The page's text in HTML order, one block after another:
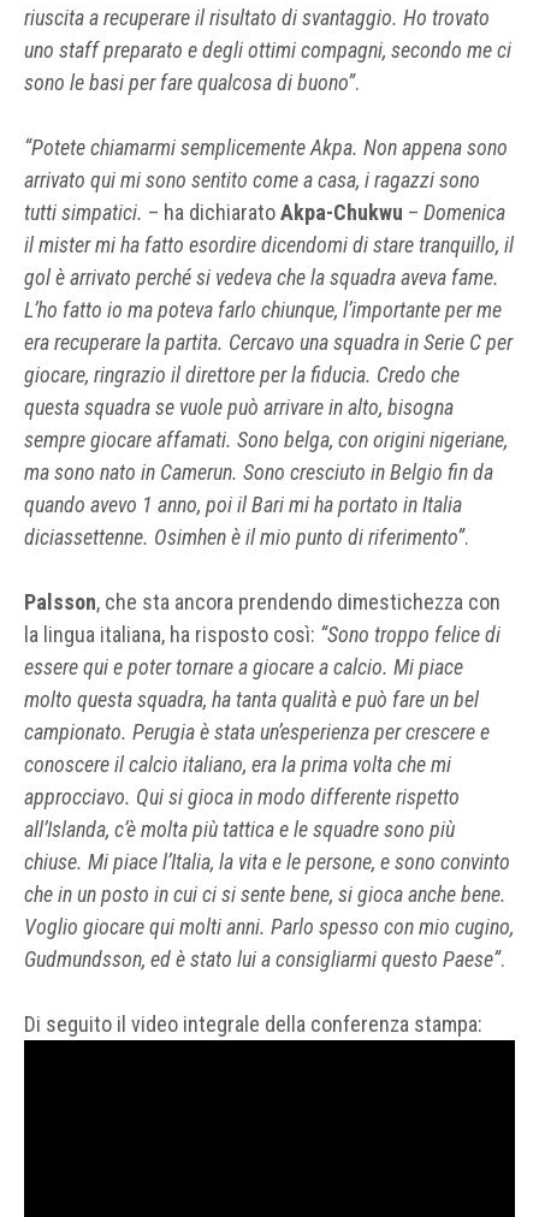
riuscita a recuperare il risultato di svantaggio. Ho trovato
uno staff preparato e degli ottimi compagni, secondo me ci
sono le basi per fare qualcosa di buono”.
“Potete chiamarmi semplicemente Akpa. Non appena sono
arrivato qui mi sono sentito come a casa, i ragazzi sono
tutti simpatici. – ha dichiaratoAkpa-Chukwu – Domenica
il mister mi ha fatto esordire dicendomi di stare tranquillo, il
gol è arrivato perché si vedeva che la squadra aveva fame.
L’ho fatto io ma poteva farlo chiunque, l’importante per me
era recuperare la partita. Cercavo una squadra in Serie C per
giocare, ringrazio il direttore per la fiducia. Credo che
questa squadra se vuole può arrivare in alto, bisogna
sempre giocare affamati. Sono belga, con origini nigeriane,
ma sono nato in Camerun. Sono cresciuto in Belgio fin da
quando avevo 1 anno, poi il Bari mi ha portato in Italia
diciassettenne. Osimhen è il mio punto di riferimento”.
Palsson, che sta ancora prendendo dimestichezza con
la lingua italiana, ha risposto così: “Sono troppo felice di
essere qui e poter tornare a giocare a calcio. Mi piace
molto questa squadra, ha tanta qualità e può fare un bel
campionato. Perugia è stata un’esperienza per crescere e
conoscere il calcio italiano, era la prima volta che mi
approcciavo. Qui si gioca in modo differente rispetto
all’Islanda, c’è molta più tattica e le squadre sono più
chiuse. Mi piace l’Italia, la vita e le persone, e sono convinto
che in un posto in cui ci si sente bene, si gioca anche bene.
Voglio giocare qui molti anni. Parlo spesso con mio cugino,
Gudmundsson, ed è stato lui a consigliarmi questo Paese”.
Di seguito il video integrale della conferenza stampa: